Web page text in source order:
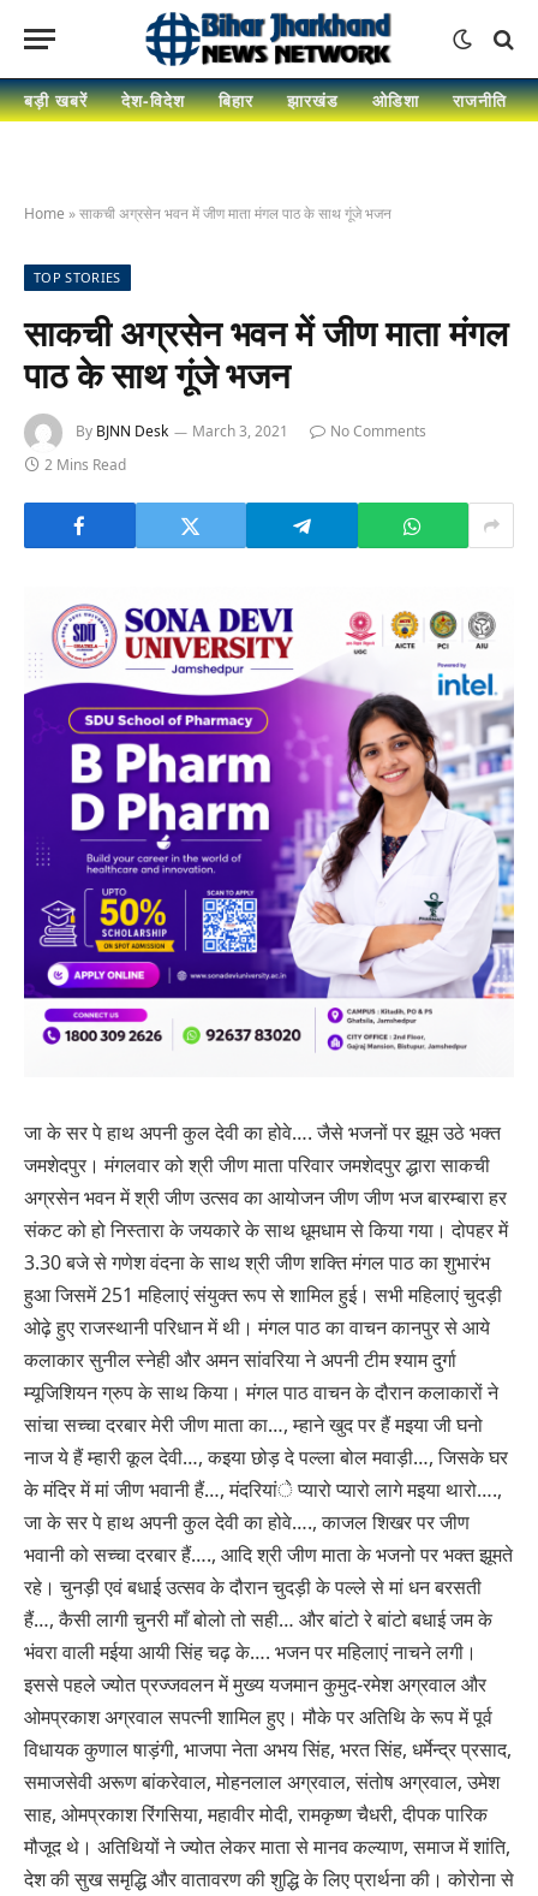
बड़ी खबरें देश-विदेश बिहार झारखंड ओडिशा राजनीति
Home »साकची अग्रसेन भवन में जीण माता मंगल पाठ के साथ गूंजे भजन
TOP STORIES
साकची अग्रसेन भवन में जीण माता मंगल
पाठ के साथ गूंजे भजन
By BJNN Desk March 3, 2021
No Comments
2 Mins Read
जा के सर पे हाथ अपनी कुल देवी का होवे…. जैसे भजनों पर झूम उठे भक्त
जमशेदपुर। मंगलवार को श्री जीण माता परिवार जमशेदपुर द्धारा साकची
अग्रसेन भवन में श्री जीण उत्सव का आयोजन जीण जीण भज बारम्बारा हर
संकट को हो निस्तारा के जयकारे के साथ धूमधाम से किया गया। दोपहर में
3.30 बजे से गणेश वंदना के साथ श्री जीण शक्ति मंगल पाठ का शुभारंभ
हुआ जिसमें 251 महिलाएं संयुक्त रूप से शामिल हुई। सभी महिलाएं चुदड़ी
ओढ़े हुए राजस्थानी परिधान में थी। मंगल पाठ का वाचन कानपुर से आये
कलाकार सुनील स्नेही और अमन सांवरिया ने अपनी टीम श्याम दुर्गा
म्यूजिशियन ग्रुप के साथ किया। मंगल पाठ वाचन के दौरान कलाकारों ने
सांचा सच्चा दरबार मेरी जीण माता का…, म्हाने खुद पर हैं मइया जी घनो
नाज ये हैं म्हारी कूल देवी…, कइया छोड़ दे पल्ला बोल मवाड़ी…, जिसके घर
के मंदिर में मां जीण भवानी हैं…, मंदरियांे प्यारो प्यारो लागे मइया थारो….,
जा के सर पे हाथ अपनी कुल देवी का होवे…., काजल शिखर पर जीण
भवानी को सच्चा दरबार हैं…., आदि श्री जीण माता के भजनो पर भक्त झूमते
रहे। चुनड़ी एवं बधाई उत्सव के दौरान चुदड़ी के पल्ले से मां धन बरसती
हैं…, कैसी लागी चुनरी माँ बोलो तो सही… और बांटो रे बांटो बधाई जम के
भंवरा वाली मईया आयी सिंह चढ़ के…. भजन पर महिलाएं नाचने लगी।
इससे पहले ज्योत प्रज्जवलन में मुख्य यजमान कुमुद-रमेश अग्रवाल और
ओमप्रकाश अग्रवाल सपत्नी शामिल हुए। मौके पर अतिथि के रूप में पूर्व
विधायक कुणाल षाड़ंगी, भाजपा नेता अभय सिंह, भरत सिंह, धर्मेन्द्र प्रसाद,
समाजसेवी अरूण बांकरेवाल, मोहनलाल अग्रवाल, संतोष अग्रवाल, उमेश
साह, ओमप्रकाश रिंगसिया, महावीर मोदी, रामकृष्ण चैधरी, दीपक पारिक
मौजूद थे। अतिथियों ने ज्योत लेकर माता से मानव कल्याण, समाज में शांति,
देश की सुख समृद्धि और वातावरण की शुद्धि के लिए प्रार्थना की। कोरोना से